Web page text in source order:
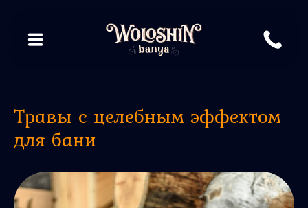
Травы с целебным эффектом
для бани